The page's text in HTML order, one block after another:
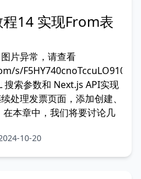
14 实现From表
片异常，请查看
s/F5HY740cnoTccuLO910jdw
搜索参数和 Next.js API实现
处理发票页面，添加创建、
本章中，我们将要讨论几
10-20